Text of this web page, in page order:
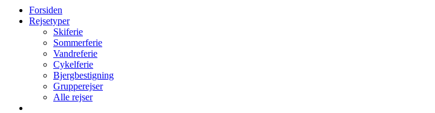
Forsiden
Rejsetyper
Skiferie
Sommerferie
Vandreferie
Cykelferie
Bjergbestigning
Grupperejser
Alle rejser